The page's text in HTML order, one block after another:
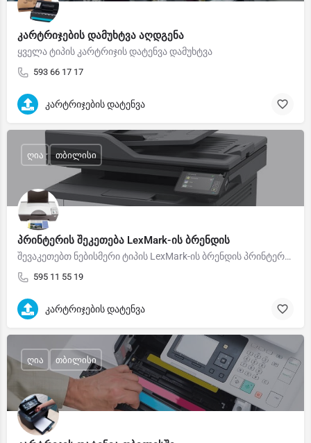
კარტრიჯების დამუხტვა აღდგენა
ყველა ტიპის კარტრიჯის დატენვა დამუხტვა
593 66 17 17
კარტრიჯების დატენვა
პრინტერის შეკეთება LexMark-ის ბრენდის
შევაკეთებთ ნებისმერი ტიპის LexMark-ის ბრენდის პრინტერებს
595 11 55 19
ღია თბილისი
კარტრიჯების დატენვა
ღია თბილისი